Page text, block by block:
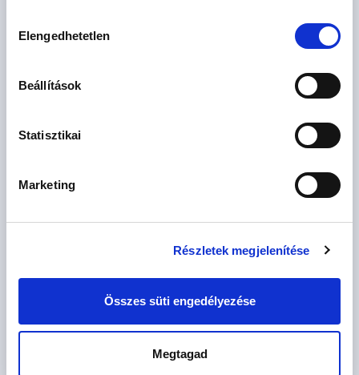
kiválasztása
Elengedhetetlen
Beállítások
Statisztikai
Marketing
Részletek megjelenítése
Összes süti engedélyezése
Megtagad
Ft